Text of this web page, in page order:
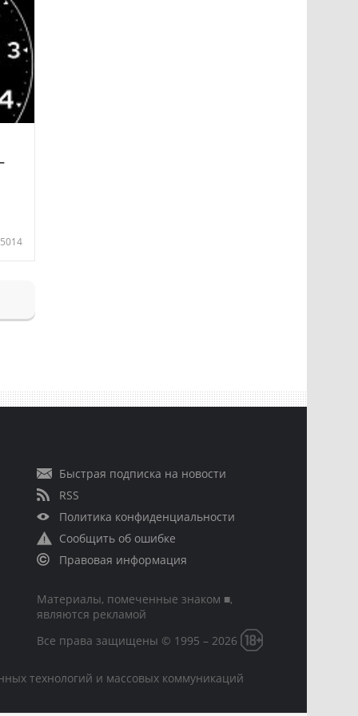
5014
Быстрая подписка на новости
RSS
Политика конфиденциальности
Сообщить об ошибке
Правовая информация
Материалы, помеченные знаком ■,
являются рекламой
Все права защищены © 1995 – 2026
технологий и массовых коммуникаций